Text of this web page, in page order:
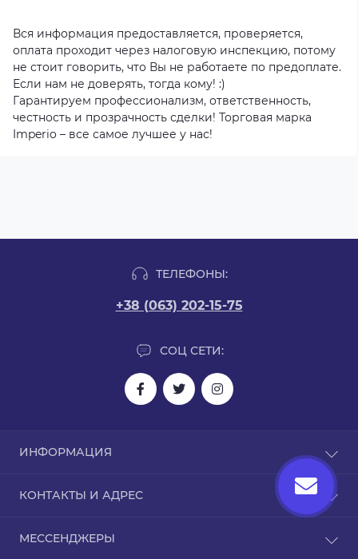
Вся информация предоставляется, проверяется,
оплата проходит через налоговую инспекцию, потому
не стоит говорить, что Вы не работаете по предоплате.
Если нам не доверять, тогда кому! :)
Гарантируем профессионализм, ответственность,
честность и прозрачность сделки! Торговая марка
Imperio – все самое лучшее у нас!
ТЕЛЕФОНЫ:
+38 (063) 202-15-75
СОЦ СЕТИ:
ИНФОРМАЦИЯ
Отзывы
Возврат товара
КОНТАКТЫ И АДРЕС
МЕССЕНДЖЕРЫ